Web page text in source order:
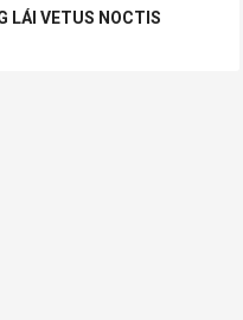
LÁI VETUS NOCTIS